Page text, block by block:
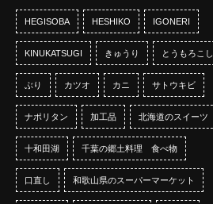
HEGISOBA HESHIKO IGONERI
KINUKATSUGI きゅうり とうもろこし
ぶり カツオ カニ サトウキビ
ナポリタン 加工品 北海道のスイーツ
十和田湖 千葉の郷土料理 食べ物
口直し 和歌山県のスーパーマーケット